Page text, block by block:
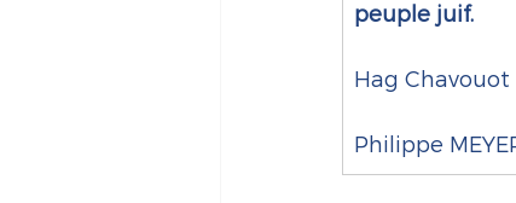
peuple juif.
Hag Chavouot
Philippe